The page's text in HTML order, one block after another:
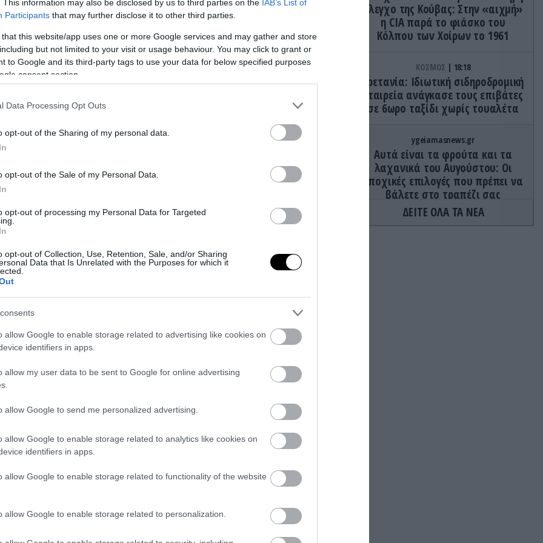
This information may also be disclosed by us to third parties on the IAB’s List of
Participants that may further disclose it to other third parties.
that this website/app uses one or more Google services and may gather and store
but not limited to your visit or usage behaviour. You may click to grant or
to Google and its third-party tags to use your data for below specified purposes
consent section.
Data Processing Opt Outs
opt-out of the Sharing of my personal data.
opt-out of the Sale of my Personal Data.
opt-out of processing my Personal Data for Targeted
opt-out of Collection, Use, Retention, Sale, and/or Sharing
Data that Is Unrelated with the Purposes for which it
allow Google to enable storage related to advertising like cookies on
identifiers in apps.
allow my user data to be sent to Google for online advertising
allow Google to send me personalized advertising.
allow Google to enable storage related to analytics like cookies on
identifiers in apps.
allow Google to enable storage related to functionality of the website
allow Google to enable storage related to personalization.
εμπιστοσύνη στο δικαστικό σύστημα της χώρας
Μάρθης εξηγεί γιατί, ηπροσφυγή στο Ευρωπαϊκό
Ανθρωπίνων Δικαιωμάτων (ΕΔΑΔ) στο
φαίνεται η μόνη δυνατή λύση.
του δημοσιογράφου για την εξέλιξη της δικαστικής
αφορά στο δυστύχημα των Τεμπών, η κα Καρυστιανού
ότι «αυτό που συμβαίνει είναι αφύσικο. Τόσο οι
των θυμάτων, όσο και οι επιζώντες είναι θύματα αυτής
έχασαν τη ζωή τους στην καταστροφή της 28ης
2023,
ο τρόπος με τον οποίο διεξήχθη η έρευνα
απόλυτη καταστροφή.
χώρος όπου έλαβε χώρα το δυστύχημα δεν
ούτε από την αστυνομία ούτε από τις
Αρχές. Είχε μάλιστα επιχωματωθεί.
πολλά αποδεικτικά στοιχεία δεν παραδόθηκαν στα
Δύο χρόνια μετά την τραγωδία, εμείς, οι οικογένειες
και οι επιζώντες, δεν έχουμε κανένα πραγματικό
που να μας βοηθά να καταλάβουμε τί συνέβη. Τα
μας παραμένουν αναπάντητα.
πριν από λίγες ημέρες, ο ανακριτής μας
ότι κρίσιμα έγγραφα, όπως οι ηχογραφήσεις και τα
που κατασχέθηκαν από το Τμήμα
παραδοθεί πριν από δύο έτη, αλλά δεν
στο φάκελο. Με άλλα λόγια, τα αποδεικτικά
αποκρύπτονται από τους ίδιους τους ανακριτές!
είναι συνεργοί των ενόχων».
έλεγχο της Κούβας: Στην «αιχμή»
η CIA παρά το φιάσκο του
Κόλπου των Χοίρων το 1961
ΚΟΣΜΟΣ 18:18
Βρετανία: Ιδιωτική σιδηροδρομική
εταιρεία ανάγκασε τους επιβάτες
σε 6ωρο ταξίδι χωρίς τουαλέτα
ygeiamasnews.gr
Αυτά είναι τα φρούτα και τα
λαχανικά του Αυγούστου: Οι
εποχικές επιλογές που πρέπει να
βάλετε στο τραπέζι σας
ΚΟΣΜΟΣ 18:15
ΔΕΙΤΕ ΟΛΑ ΤΑ ΝΕΑ